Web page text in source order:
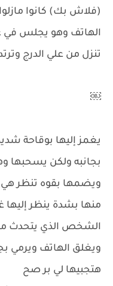
(فلاش بك) كانوا
الهاتف وهو يجلس في
تنزل من علي الدرج
￼
يغمز إليها بوقاحة
بجانبه ولكن يسحبها
ويضمها بقوه تنظر هي
منها بشدة ينظر إليها
الشخص الذي يتحدث
ويغلق الهاتف ويرمي
هتجبيها لي بر صح